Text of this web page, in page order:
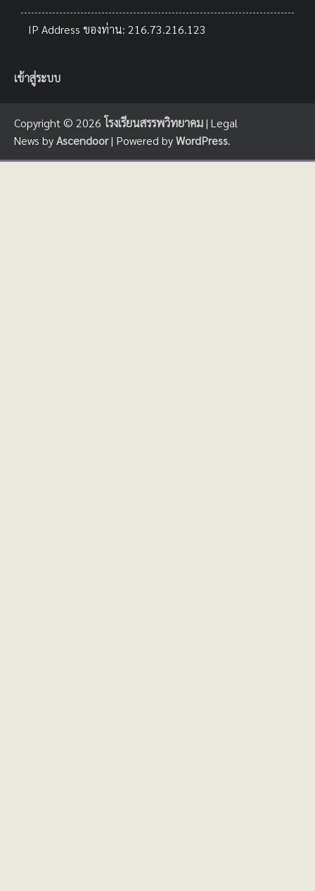
IP Address ของท่าน: 216.73.216.123
เข้าสู่ระบบ
Copyright © 2026 โรงเรียนสรรพวิทยาคม| Legal
News byAscendoor| Powered byWordPress.